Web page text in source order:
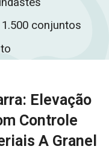
conjuntos
Elevação
Controle
A Granel